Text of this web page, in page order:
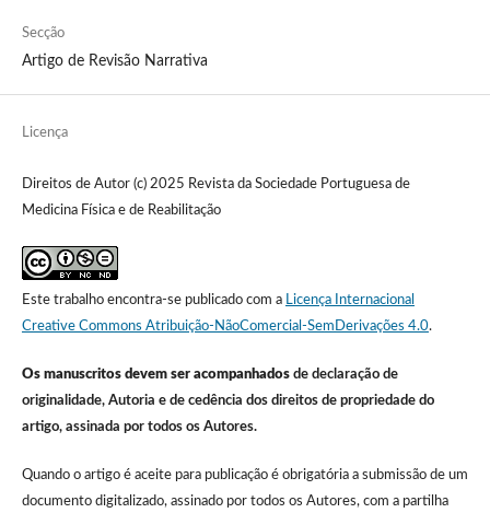
Secção
Artigo de Revisão Narrativa
Licença
Direitos de Autor (c) 2025 Revista da Sociedade Portuguesa de
Medicina Física e de Reabilitação
Este trabalho encontra-se publicado com a Licença Internacional
Creative Commons Atribuição-NãoComercial-SemDerivações 4.0.
Os manuscritos devem ser acompanhadosde declaração de
originalidade, Autoria e de cedência dos direitos de propriedade do
artigo, assinada por todos os Autores.
Quando o artigo é aceite para publicação é obrigatória a submissão de um
documento digitalizado, assinado por todos os Autores, com a partilha